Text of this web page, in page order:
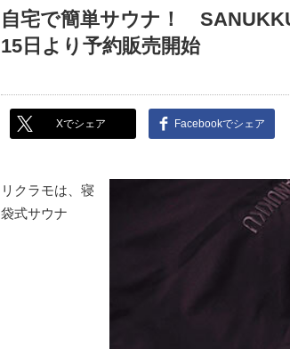
自宅で簡単サウナ！
15日より予約販売開始
Xでシェア Facebookでシェア
リクラモは、寝
袋式サウナ